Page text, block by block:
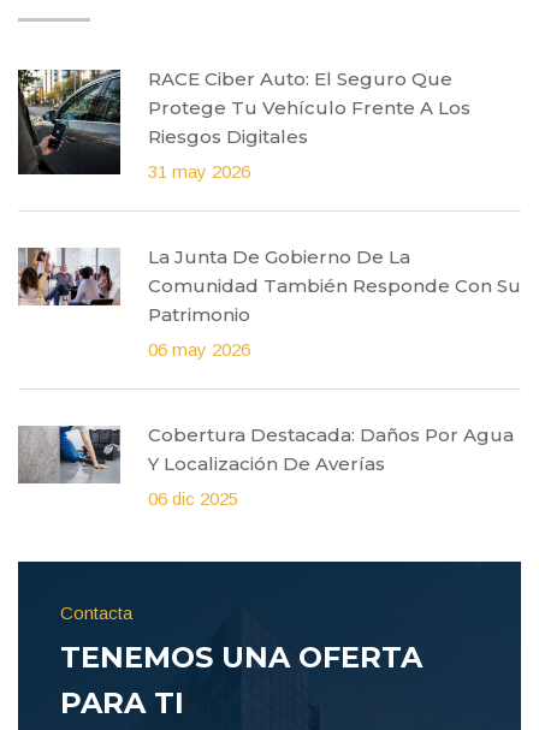
RACE Ciber Auto: El Seguro Que
Protege Tu Vehículo Frente A Los
Riesgos Digitales
31 may 2026
La Junta De Gobierno De La
Comunidad También Responde Con Su
Patrimonio
06 may 2026
Cobertura Destacada: Daños Por Agua
Y Localización De Averías
06 dic 2025
Contacta
TENEMOS UNA OFERTA
PARA TI